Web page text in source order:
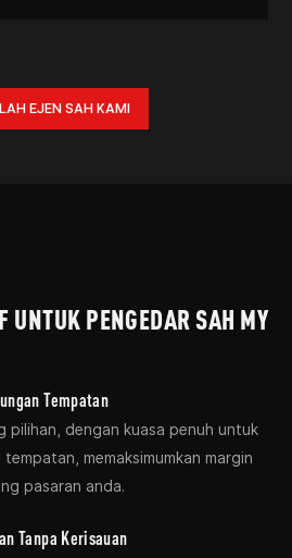
EJEN SAH KAMI
UNTUK PENGEDAR SAH MY
Tempatan
pilihan, dengan kuasa penuh untuk
memaksimumkan margin
pasaran anda.
Tanpa Kerisauan